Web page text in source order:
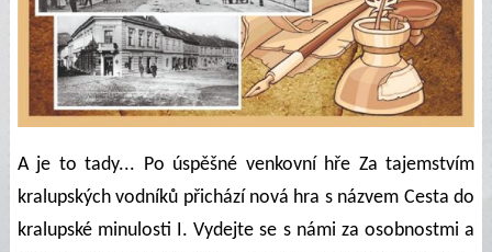
A je to tady... Po úspěšné venkovní hře Za tajemstvím
kralupských vodníků přichází nová hra s názvem Cesta do
kralupské minulosti I. Vydejte se s námi za osobnostmi a